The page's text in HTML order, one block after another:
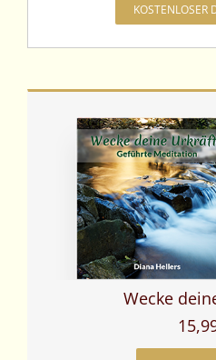
KOSTENLOSER
Wecke